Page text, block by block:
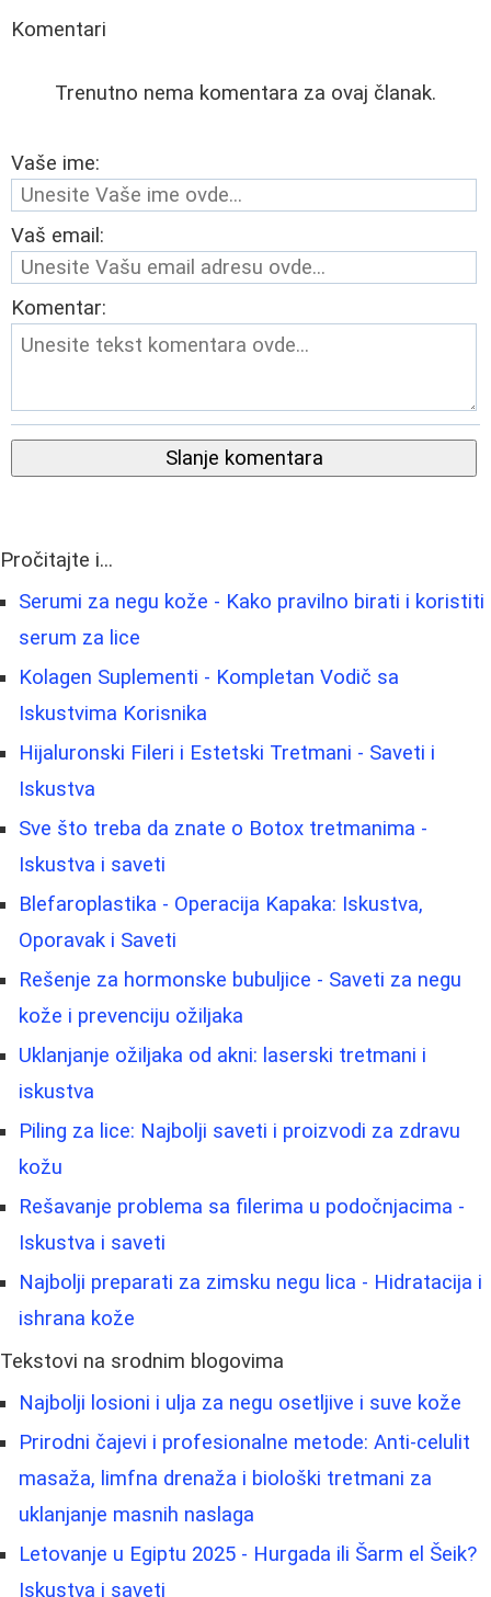
Komentari
Trenutno nema komentara za ovaj članak.
Vaše ime:
Vaš email:
Komentar:
Slanje komentara
Pročitajte i...
Serumi za negu kože - Kako pravilno birati i koristiti
serum za lice
Kolagen Suplementi - Kompletan Vodič sa
Iskustvima Korisnika
Hijaluronski Fileri i Estetski Tretmani - Saveti i
Iskustva
Sve što treba da znate o Botox tretmanima -
Iskustva i saveti
Blefaroplastika - Operacija Kapaka: Iskustva,
Oporavak i Saveti
Rešenje za hormonske bubuljice - Saveti za negu
kože i prevenciju ožiljaka
Uklanjanje ožiljaka od akni: laserski tretmani i
iskustva
Piling za lice: Najbolji saveti i proizvodi za zdravu
kožu
Rešavanje problema sa filerima u podočnjacima -
Iskustva i saveti
Najbolji preparati za zimsku negu lica - Hidratacija i
ishrana kože
Tekstovi na srodnim blogovima
Najbolji losioni i ulja za negu osetljive i suve kože
Prirodni čajevi i profesionalne metode: Anti-celulit
masaža, limfna drenaža i biološki tretmani za
uklanjanje masnih naslaga
Letovanje u Egiptu 2025 - Hurgada ili Šarm el Šeik?
Iskustva i saveti